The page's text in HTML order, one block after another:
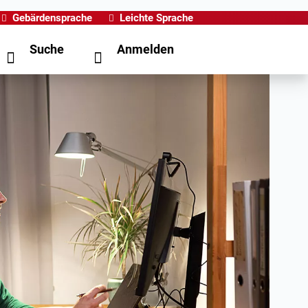
Gebärdensprache Leichte Sprache
Suche Anmelden